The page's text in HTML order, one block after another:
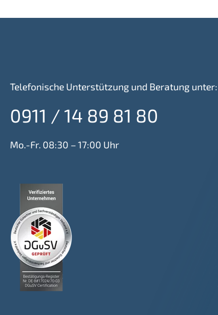
Telefonische Unterstützung und Beratung unter:
0911 / 14 89 81 80
Mo.-Fr. 08:30 – 17:00 Uhr